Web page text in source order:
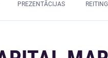
PREZENTĀCIJAS REITINGI